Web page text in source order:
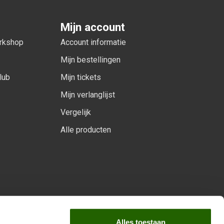
Alles toestaan
Mijn account
Account informatie
Mijn bestellingen
Mijn tickets
Mijn verlanglijst
Vergelijk
Alle producten